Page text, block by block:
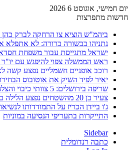
יום חמישי, אוגוסט 6 2026
חדשות מתפרצות
ביהמ"ש הוציא צו הרחקה לברק כהן
נתניהו בבשורה ברורה: לא אתפלא
ישראל מתגייסת עבור משפחת
ראש הממשלה צפוי להיפגש עם יו"ר
רוכב אופניים חשמליים נפצע קשה
יאיר לפיד השיק את אוטובוס
שריפה בירושלים: 5 צוותי כיבוי והצלה פועלים כעת במקום
צעיר בן 20 מהשטחים נפצע הלילה באורח בינוני מירי ברחוב הנשיא וייצמן בחדרה
ג'ו ביידן הכריז על התמודדותו
התייקרות בתעריפי הנסיעה במוניות
Sidebar
כתבה רנדומלית